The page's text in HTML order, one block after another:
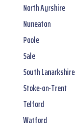
North Ayrshire
Nuneaton
Poole
Sale
South Lanarkshire
Stoke-on-Trent
Telford
Watford